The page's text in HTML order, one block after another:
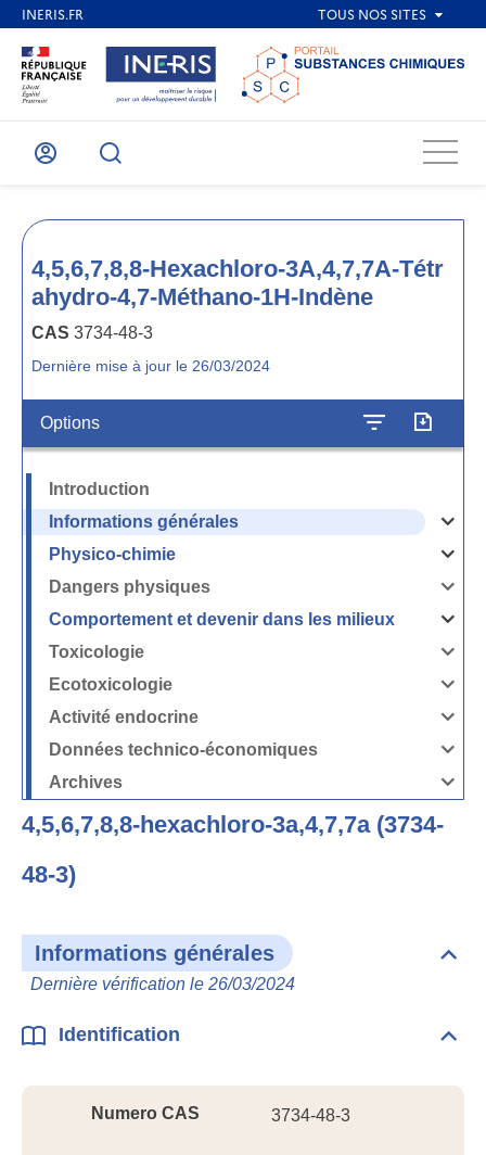
Mon
Recherche
Menu
4,5,6,7,8,8-Hexachloro-3A,4,7,7A-Tétr
ahydro-4,7-Méthano-1H-Indène
CAS 3734-48-3
Dernière mise à jour le 26/03/2024
Options
Introduction
Informations générales
Ouvrir
la
générales
Physico-chimie
Ouvrir
la
chimie
Dangers physiques
Ouvrir
la
Comportement et devenir dans les milieux
Ouvrir
la
et
les
milieux
Toxicologie
Ouvrir
la
Ecotoxicologie
Ouvrir
la
Activité endocrine
Ouvrir
la
endocrine
Données technico-économiques
Ouvrir
la
Données
Archives
Ouvrir
4,5,6,7,8,8-hexachloro-3a,4,7,7a (3734-
48-3)
Informations générales
Dernière vérification le 26/03/2024
Identification
Numero CAS 3734-48-3